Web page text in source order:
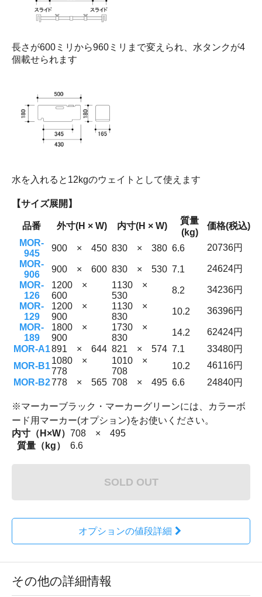
長さが600ミリから960ミリまで変えられ、水タンクが4
個載せられます
水を入れると12kgのウェイトとして使えます
【サイズ展開】
品番 外寸(H × W) 内寸(H × W)
質量
(kg)
価格(税込)
MOR-
945
900 × 450 830 × 380 6.6
20736円
MOR-
906
900 × 600 830 × 530 7.1
24624円
MOR-
126
1200 ×
600
1130 ×
530
8.2
34236円
MOR-
129
1200 ×
900
1130 ×
830
10.2
36396円
MOR-
189
1800 ×
900
1730 ×
830
14.2
62424円
MOR-A1891 × 644 821 × 574 7.1
33480円
MOR-B1
1080 ×
778
1010 ×
708
10.2
46116円
MOR-B2778 × 565 708 × 495 6.6 24840円
※マーカーブラック・マーカーグリーンには、カラーボ
ード用マーカー(オプション)をお使いください。
内寸（H×W） 708 × 495
質量（kg）
6.6
SOLD OUT
オプションの値段詳細
その他の詳細情報